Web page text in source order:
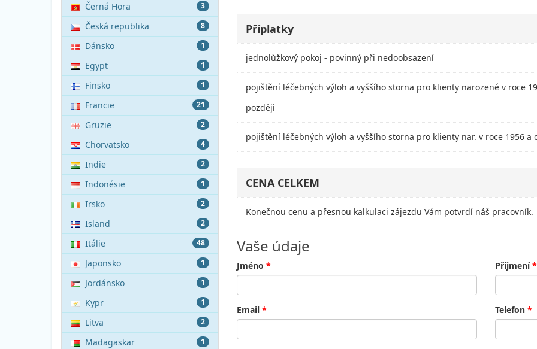
3
Černá Hora
8
Česká republika
1
Dánsko
1
Egypt
1
Finsko
21
Francie
2
Gruzie
4
Chorvatsko
2
Indie
1
Indonésie
2
Irsko
2
Island
48
Itálie
1
Japonsko
1
Jordánsko
1
Kypr
2
Litva
1
Madagaskar
Příplatky
jednolůžkový pokoj - povinný při nedoobsazení
pojištění léčebných výloh a vyššího storna pro klienty narozené v roce
později
pojištění léčebných výloh a vyššího storna pro klienty nar. v roce 1956 a
CENA CELKEM
Konečnou cenu a přesnou kalkulaci zájezdu Vám potvrdí náš pracovník.
Vaše údaje
Jméno * Příjmení*
Email * Telefon *